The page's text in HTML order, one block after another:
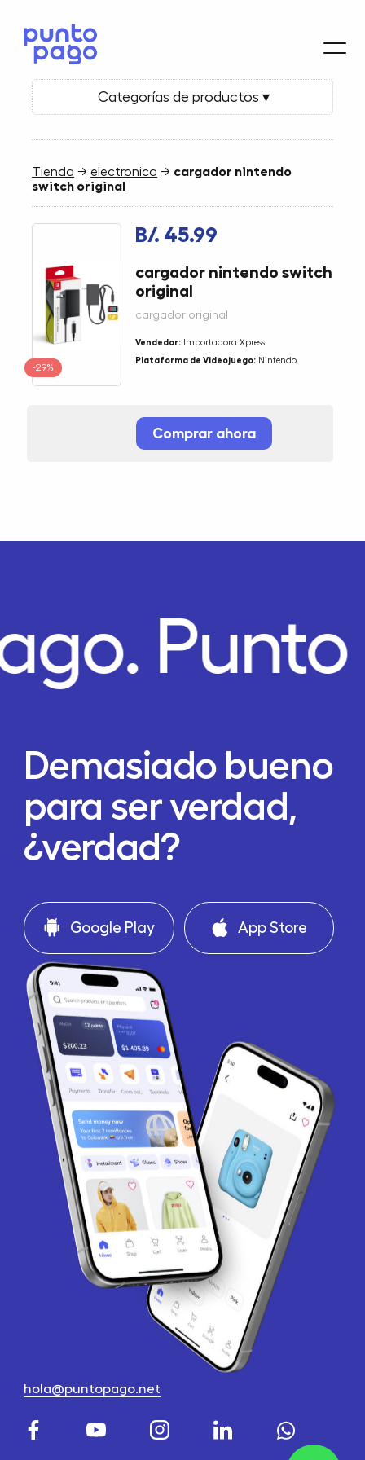
Categorías de productos ▾
Tienda →electronica → cargador nintendo
switch original
-29%
B/. 45.99
cargador nintendo switch
original
cargador original
Vendedor: Importadora Xpress
Plataforma de Videojuego: Nintendo
Comprar ahora
Demasiado bueno
para ser verdad,
¿verdad?
Google Play App Store
hola@puntopago.net